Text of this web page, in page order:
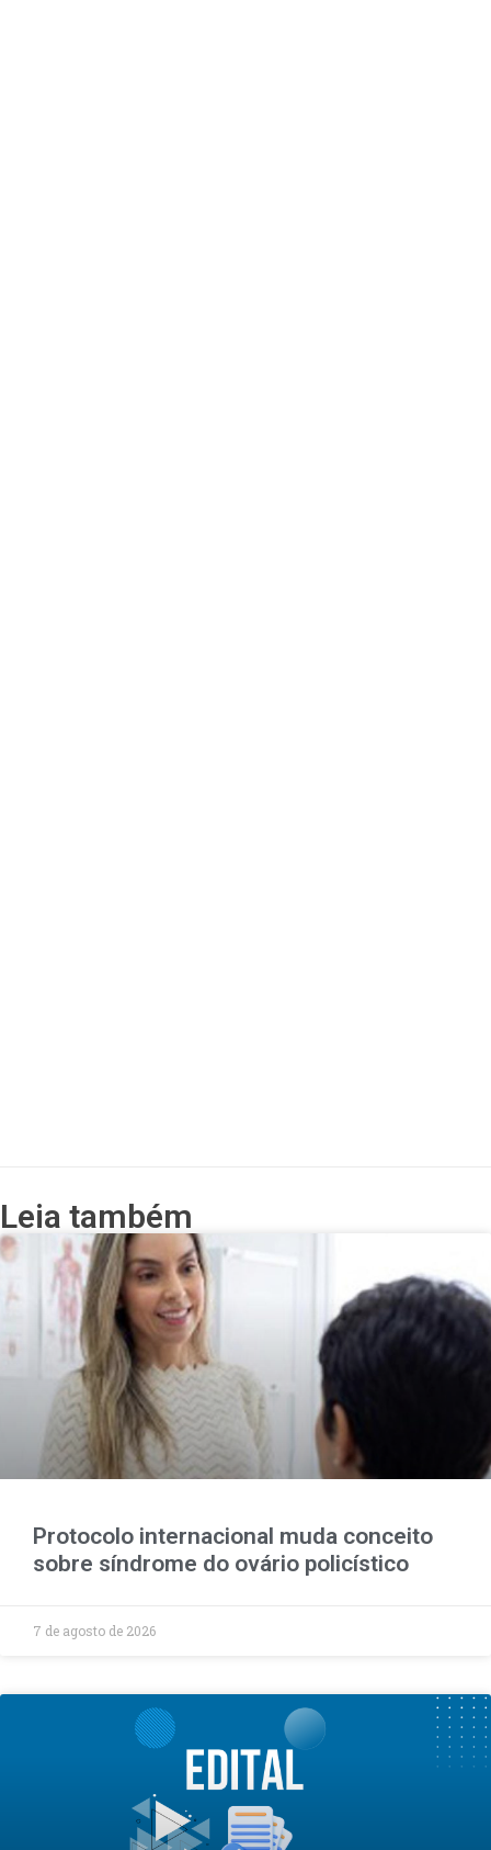
Leia também
Protocolo internacional muda conceito
sobre síndrome do ovário policístico
7 de agosto de 2026